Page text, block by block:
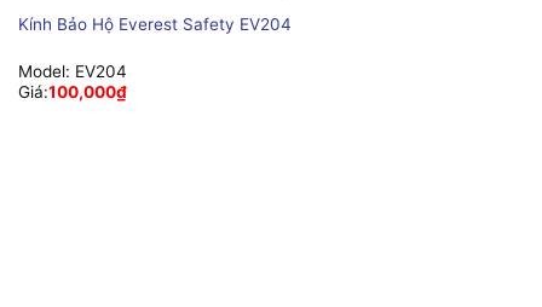
Kính Bảo Hộ Everest Safety EV204
Model: EV204
Giá:100,000₫